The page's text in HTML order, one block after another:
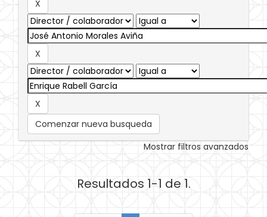
Comenzar nueva busqueda
Mostrar filtros avanzados
Resultados 1-1 de 1.